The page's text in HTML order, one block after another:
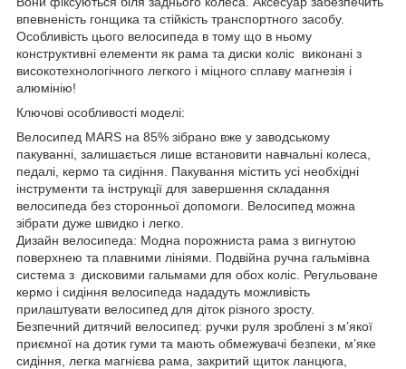
впевненість гонщика та стійкість транспортного засобу.
Особливість цього велосипеда в тому що в ньому
конструктивні елементи як рама та диски коліс виконані з
високотехнологічного легкого і міцного сплаву магнезія і
алюмінію!
Ключові особливості моделі:
Велосипед MARS на 85% зібрано вже у заводському
пакуванні, залишається лише встановити навчальні колеса,
педалі, кермо та сидіння. Пакування містить усі необхідні
інструменти та інструкції для завершення складання
велосипеда без сторонньої допомоги. Велосипед можна
зібрати дуже швидко і легко.
Дизайн велосипеда: Модна порожниста рама з вигнутою
поверхнею та плавними лініями. Подвійна ручна гальмівна
система з дисковими гальмами для обох коліс. Регульоване
кермо і сидіння велосипеда нададуть можливість
прилаштувати велосипед для діток різного зросту.
Безпечний дитячий велосипед: ручки руля зроблені з м’якої
приємної на дотик гуми та мають обмежувачі безпеки, м’яке
сидіння, легка магнієва рама, закритий щиток ланцюга,